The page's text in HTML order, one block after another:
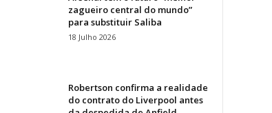
zagueiro central do mundo”
para substituir Saliba
18 Julho 2026
Robertson confirma a realidade
do contrato do Liverpool antes